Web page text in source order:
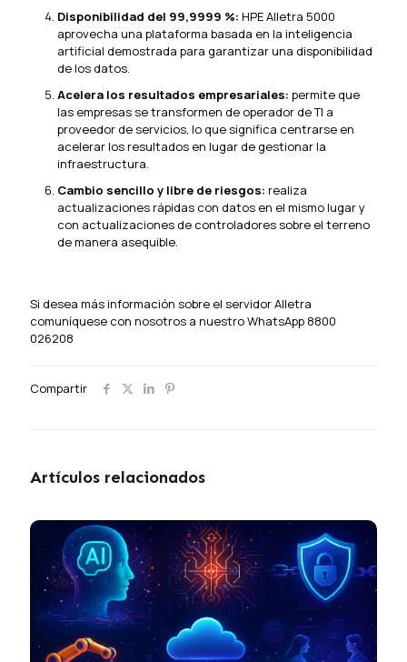
Disponibilidad del 99,9999 %: HPE Alletra 5000
aprovecha una plataforma basada en la inteligencia
artificial demostrada para garantizar una disponibilidad
de los datos.
Acelera los resultados empresariales: permite que
las empresas se transformen de operador de TI a
proveedor de servicios, lo que significa centrarse en
acelerar los resultados en lugar de gestionar la
infraestructura.
Cambio sencillo y libre de riesgos: realiza
actualizaciones rápidas con datos en el mismo lugar y
con actualizaciones de controladores sobre el terreno
de manera asequible.
Si desea más información sobre el servidor Alletra
comuníquese con nosotros a nuestro WhatsApp 8800
026208
Compartir
Artículos relacionados